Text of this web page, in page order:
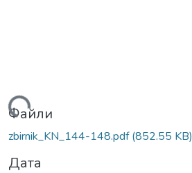
Файли
zbirnik_KN_144-148.pdf(852.55 KB)
Дата